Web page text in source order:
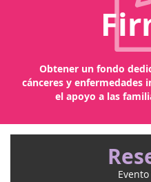
Obtener un fondo
cánceres y enfermedades
el apoyo a las